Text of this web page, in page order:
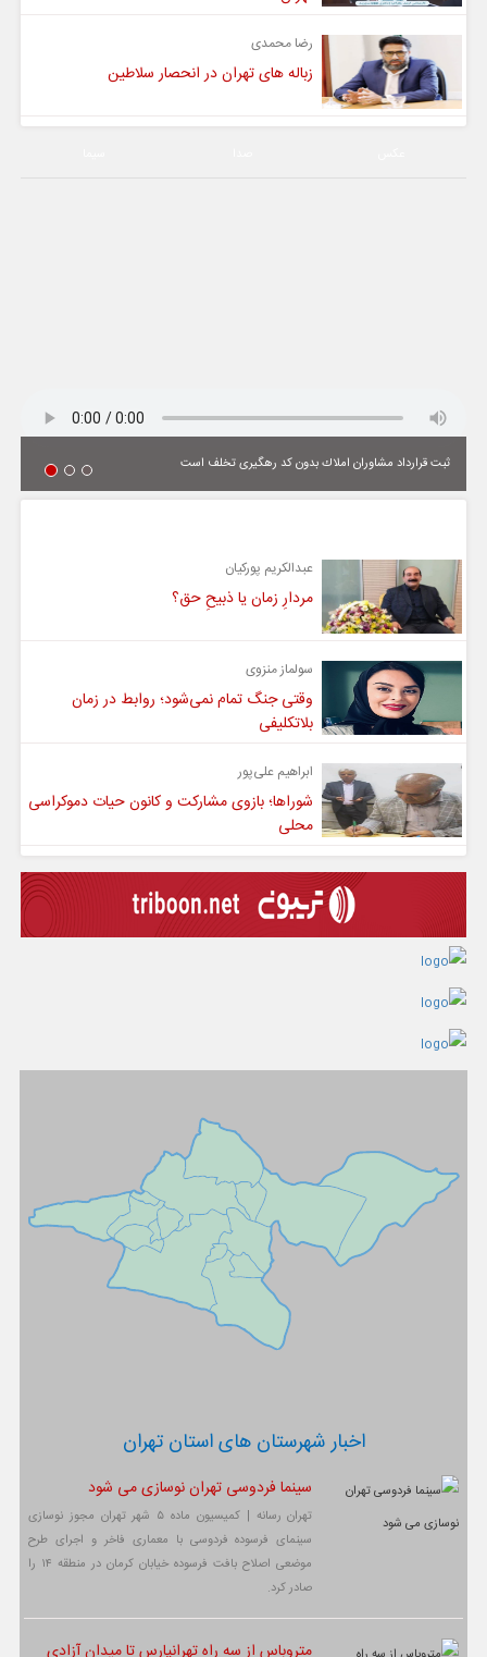
رضا محمدی
زباله های تهران در انحصار سلاطین
ثبت قرارداد مشاوران املاك بدون كد رهگیری تخلف است
عبدالکریم پورکیان
مردارِ زمان یا ذبیحِ حق؟
سولماز منزوی
وقتی جنگ تمام نمی‌شود؛ روابط در زمان
بلاتکلیفی
ابراهیم علی‌پور
شوراها؛ بازوی مشارکت و کانون حیات دموکراسی
محلی
اخبار شهرستان های استان تهران
سینما فردوسی تهران نوسازی می شود
تهران رسانه | کمیسیون ماده ۵ شهر تهران مجوز نوسازی
سینمای فرسوده فردوسی با معماری فاخر و اجرای طرح
موضعی اصلاح بافت فرسوده خیابان کرمان در منطقه ۱۴ را
صادر کرد.
متروباس از سه راه تهرانپارس تا میدان آزادی